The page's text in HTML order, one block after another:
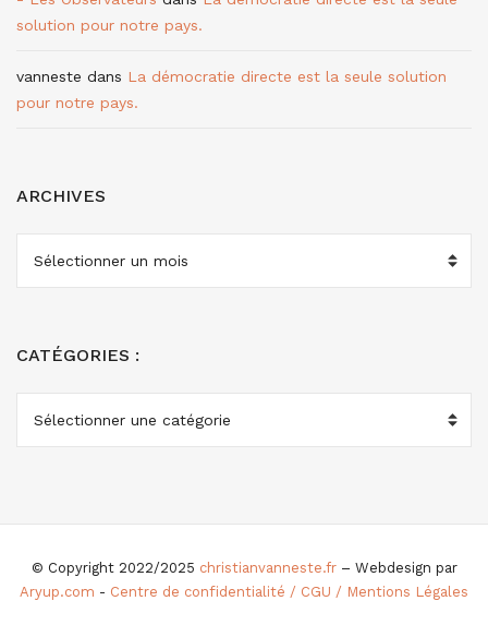
solution pour notre pays.
vanneste dans La démocratie directe est la seule solution
pour notre pays.
ARCHIVES
CATÉGORIES :
© Copyright 2022/2025 christianvanneste.fr– Webdesign par
Aryup.com - Centre de confidentialité / CGU / Mentions Légales